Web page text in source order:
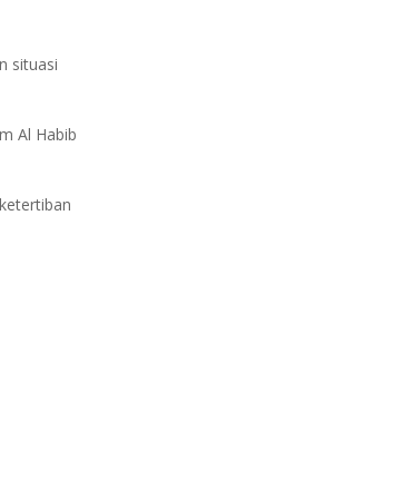
situasi
Al Habib